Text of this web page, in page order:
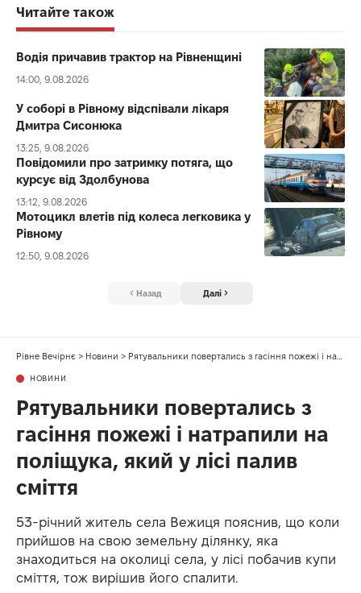
Читайте також
Водія причавив трактор на Рівненщині
14:00, 9.08.2026
У соборі в Рівному відспівали лікаря
Дмитра Сисонюка
13:25, 9.08.2026
Повідомили про затримку потяга, що
курсує від Здолбунова
13:12, 9.08.2026
Мотоцикл влетів під колеса легковика у
Рівному
12:50, 9.08.2026
Назад Далі
Рівне Вечірнє > Новини > Рятувальники повертались з гасіння пожежі і натрапили на поліщука, який у лісі палив сміття
НОВИНИ
Рятувальники повертались з
гасіння пожежі і натрапили на
поліщука, який у лісі палив
сміття
53-річний житель села Вежиця пояснив, що коли
прийшов на свою земельну ділянку, яка
знаходиться на околиці села, у лісі побачив купи
сміття, тож вирішив його спалити.